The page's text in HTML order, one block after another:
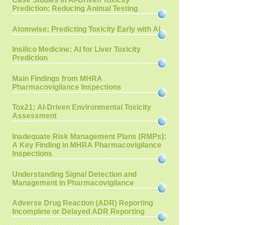
Prediction: Reducing Animal Testing
Atomwise: Predicting Toxicity Early with AI
Insilico Medicine: AI for Liver Toxicity
Prediction
Main Findings from MHRA
Pharmacovigilance Inspections
Tox21: AI-Driven Environmental Toxicity
Assessment
Inadequate Risk Management Plans (RMPs):
A Key Finding in MHRA Pharmacovigilance
Inspections
Understanding Signal Detection and
Management in Pharmacovigilance
Adverse Drug Reaction (ADR) Reporting
Incomplete or Delayed ADR Reporting